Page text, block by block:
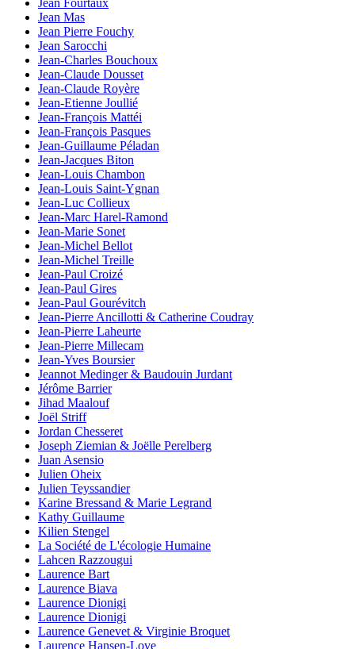
Jean Fourtaux
Jean Mas
Jean Pierre Fouchy
Jean Sarocchi
Jean-Charles Bouchoux
Jean-Claude Dousset
Jean-Claude Royère
Jean-Etienne Joullié
Jean-François Mattéi
Jean-François Pasques
Jean-Guillaume Péladan
Jean-Jacques Biton
Jean-Louis Chambon
Jean-Louis Saint-Ygnan
Jean-Luc Collieux
Jean-Marc Harel-Ramond
Jean-Marie Sonet
Jean-Michel Bellot
Jean-Michel Treille
Jean-Paul Croizé
Jean-Paul Gires
Jean-Paul Gourévitch
Jean-Pierre Ancillotti & Catherine Coudray
Jean-Pierre Laheurte
Jean-Pierre Millecam
Jean-Yves Boursier
Jeannot Medinger & Baudouin Jurdant
Jérôme Barrier
Jihad Maalouf
Joël Striff
Jordan Chesseret
Joseph Ziemian & Joëlle Perelberg
Juan Asensio
Julien Oheix
Julien Teyssandier
Karine Bressand & Marie Legrand
Kathy Guillaume
Kilien Stengel
La Société de L'écologie Humaine
Lahcen Razzougui
Laurence Bart
Laurence Biava
Laurence Dionigi
Laurence Dionigi
Laurence Genevet & Virginie Broquet
Laurence Hansen-Love